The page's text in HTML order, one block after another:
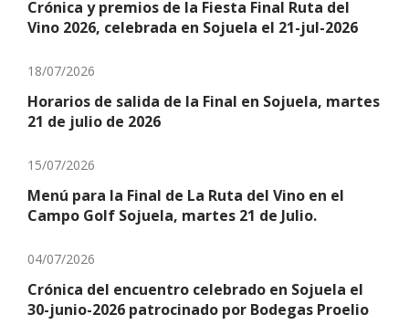
Crónica y premios de la Fiesta Final Ruta del
Vino 2026, celebrada en Sojuela el 21-jul-2026
18/07/2026
Horarios de salida de la Final en Sojuela, martes
21 de julio de 2026
15/07/2026
Menú para la Final de La Ruta del Vino en el
Campo Golf Sojuela, martes 21 de Julio.
04/07/2026
Crónica del encuentro celebrado en Sojuela el
30-junio-2026 patrocinado por Bodegas Proelio